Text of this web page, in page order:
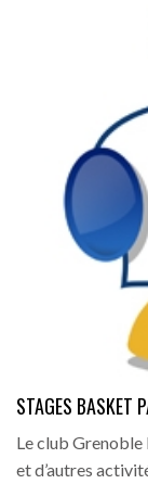
STAGES BASKET
Le club
et d’autres